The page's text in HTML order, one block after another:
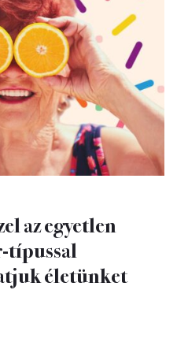
az egyetlen
típussal
életünket